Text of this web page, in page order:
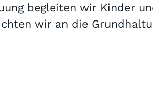
begleiten wir Kinder
wir an die